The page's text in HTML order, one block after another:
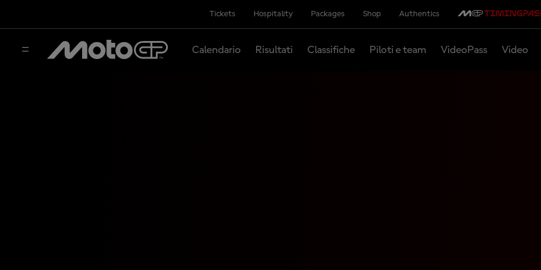
Tickets Hospitality Packages Shop Authentics
Calendario Risultati Classifiche Piloti e team VideoPass Video